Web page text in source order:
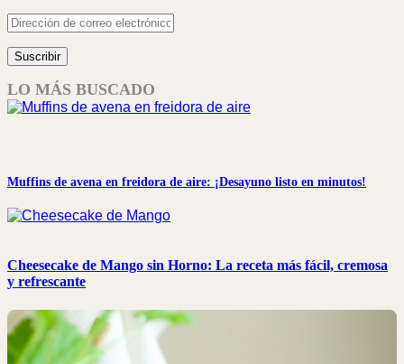
Dirección
de
correo
electrónico
Suscribir
LO MÁS BUSCADO
Muffins de avena en freidora de aire: ¡Desayuno listo en minutos!
Cheesecake de Mango sin Horno: La receta más fácil, cremosa
y refrescante